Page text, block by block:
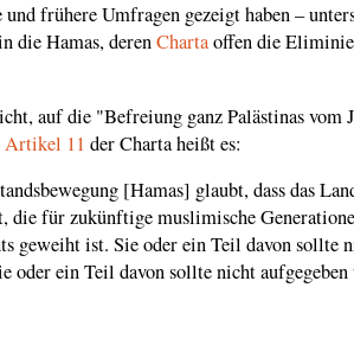
frühere Umfragen gezeigt haben –
die Hamas, derenChartaoffen die
auf die "Befreiung ganz Palästinas vom
Artikel 11 der Charta heißt es:
[Hamas] glaubt, dass das
die für zukünftige muslimische
geweiht ist. Sie oder ein Teil davon sollte
oder ein Teil davon sollte nicht